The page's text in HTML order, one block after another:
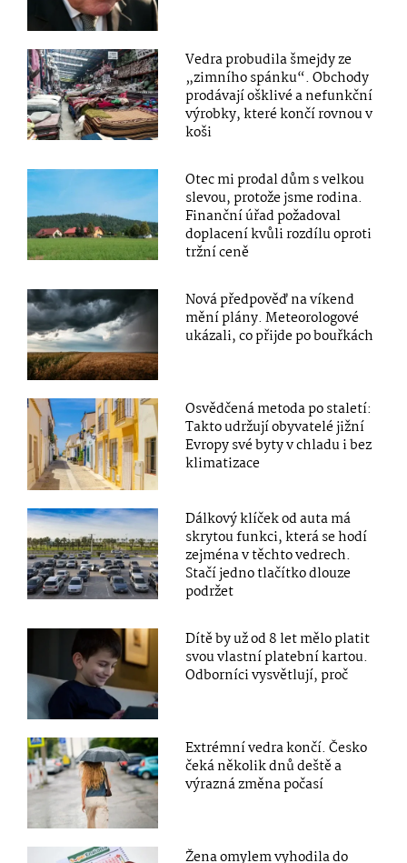
Vedra probudila šmejdy ze
„zimního spánku“. Obchody
prodávají ošklivé a nefunkční
výrobky, které končí rovnou v
koši
Otec mi prodal dům s velkou
slevou, protože jsme rodina.
Finanční úřad požadoval
doplacení kvůli rozdílu oproti
tržní ceně
Nová předpověď na víkend
mění plány. Meteorologové
ukázali, co přijde po bouřkách
Osvědčená metoda po staletí:
Takto udržují obyvatelé jižní
Evropy své byty v chladu i bez
klimatizace
Dálkový klíček od auta má
skrytou funkci, která se hodí
zejména v těchto vedrech.
Stačí jedno tlačítko dlouze
podržet
Dítě by už od 8 let mělo platit
svou vlastní platební kartou.
Odborníci vysvětlují, proč
Extrémní vedra končí. Česko
čeká několik dnů deště a
výrazná změna počasí
Žena omylem vyhodila do